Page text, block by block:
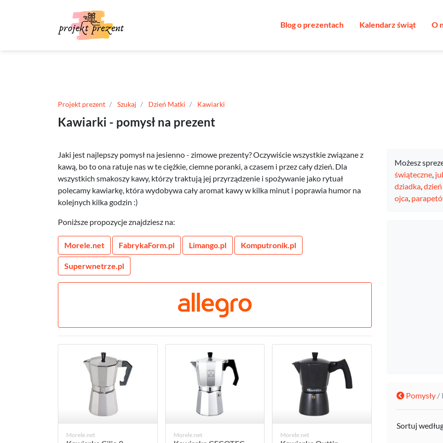
Blog o prezentach Kalendarz świąt O
Projekt prezent Szukaj Dzień Matki Kawiarki
Kawiarki - pomysł na prezent
Jaki jest najlepszy pomysł na jesienno - zimowe prezenty? Oczywiście wszystkie związane z
kawą, bo to ona ratuje nas w te ciężkie, ciemne poranki, a czasem i przez cały dzień. Dla
wszystkich smakoszy kawy, którzy traktują jej przyrządzenie i spożywanie jako rytuał
polecamy kawiarkę, która wydobywa cały aromat kawy w kilka minut i poprawia humor na
kolejnych kilka godzin :)
Poniższe propozycje znajdziesz na:
Morele.net FabrykaForm.pl Limango.pl Komputronik.pl
Superwnetrze.pl
Morele.net Morele.net Morele.net
Możesz
świąteczne,
dziadka,
ojca,
Pomysły /
Sortuj